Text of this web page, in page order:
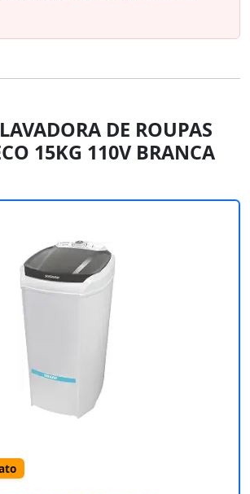
DE ROUPAS
15KG 110V BRANCA